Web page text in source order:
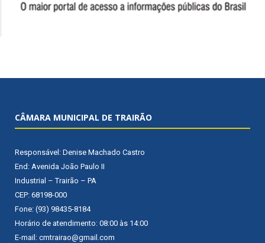
CÂMARA MUNICIPAL DE TRAIRÃO
Responsável: Denise Machado Castro
End: Avenida João Paulo II
Industrial – Trairão – PA
CEP: 68198-000
Fone: (93) 98435-8184
Horário de atendimento: 08:00 às 14:00
E-mail: cmtrairao@gmail.com